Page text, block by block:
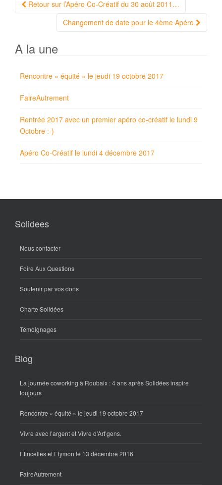
Retour sur l’Apéro Co-Créatif du 30 août 2011…
Changement de date pour le 4ème Apéro
A la une
Rencontre « équité » le jeudi 19 octobre 2017
FaireAutrement
Rentrée 2017 avec un premier apéro co-créatif le lundi 9
Octobre :-)
Apéro Co-Créatif le lundi 4 décembre 2017
Solidees
Nous contacter
Foire Aux Questions
Soutenir par vos dons
Charte Solidées
Témoignages
Blog
La journée coworking à Roubaix : 4 ans après Solidées inspire
toujours
Rencontre « équité » le jeudi 19 octobre 2017
Vivre avec l’argent et Vivre d’Art’gens.
Etincelles et Etymon le 13 décembre 2016
FaireAutrement